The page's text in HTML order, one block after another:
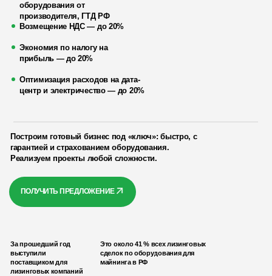
оборудования от
производителя, ГТД РФ
Возмещение НДС — до 20%
Экономия по налогу на
прибыль — до 20%
Оптимизация расходов на дата-
центр и электричество — до 20%
Построим готовый бизнес под «ключ»: быстро, с
гарантией и страхованием оборудования.
Реализуем проекты любой сложности.
ПОЛУЧИТЬ ПРЕДЛОЖЕНИЕ
За прошедший год
выступили
поставщиком для
лизинговых компаний
Это около 41 % всех лизинговых
сделок по оборудования для
майнинга в РФ